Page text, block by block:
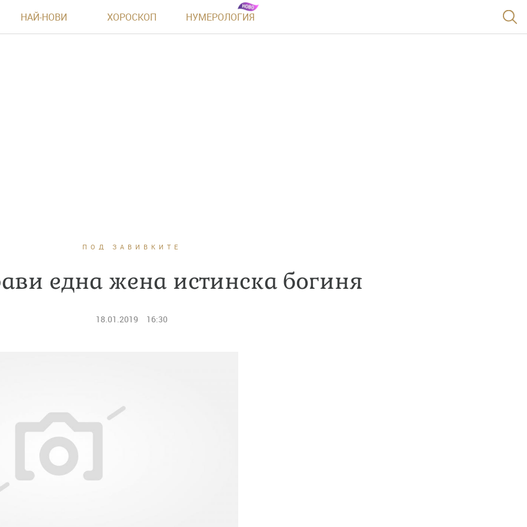
НАЙ-НОВИ ХОРОСКОП НУМЕРОЛОГИЯ
ПОД ЗАВИВКИТЕ
една жена истинска богиня
18.01.2019 16:30